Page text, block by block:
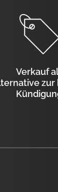
Verkauf
zur